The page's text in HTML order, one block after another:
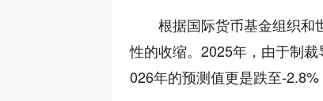
根据国际货币基金组织和
性的收缩。2025年，由于制
026年的预测值更是跌至-2.8%